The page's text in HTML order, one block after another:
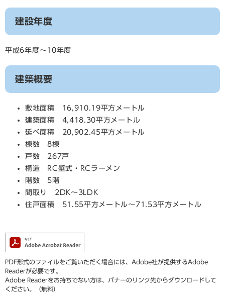
建設年度
平成6年度～10年度
建築概要
敷地面積 16,910.19平方メートル
建築面積 4,418.30平方メートル
延べ面積 20,902.45平方メートル
棟数 8棟
戸数 267戸
構造 RC壁式・RCラーメン
階数 5階
間取り 2DK～3LDK
住戸面積 51.55平方メートル～71.53平方メートル
PDF形式のファイルをご覧いただく場合には、Adobe社が提供するAdobe
Readerが必要です。
Adobe Readerをお持ちでない方は、バナーのリンク先からダウンロードして
ください。（無料）